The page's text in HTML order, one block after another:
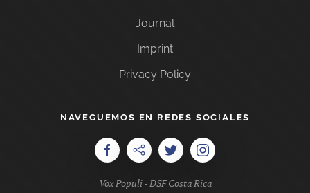
Journal
Imprint
Privacy Policy
NAVEGUEMOS EN REDES SOCIALES
Vox Populi - DSF Costa Rica